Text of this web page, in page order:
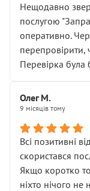
Нещодавно
послугою
оперативно.
перепровірити,
Перевірка
Олег М.
9 місяців тому
Всі позитивні
скористався
Якщо коротко
ніхто нічого